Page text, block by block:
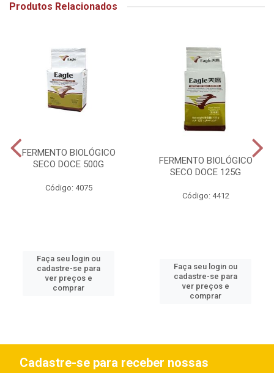
Produtos Relacionados
FERMENTO BIOLÓGICO
SECO DOCE 500G
Código: 4075
Faça seu login ou
cadastre-se para
ver preços e
comprar
FERMENTO BIOLÓGICO
SECO DOCE 125G
Código: 4412
Faça seu login ou
cadastre-se para
ver preços e
comprar
Cadastre-se para receber nossas